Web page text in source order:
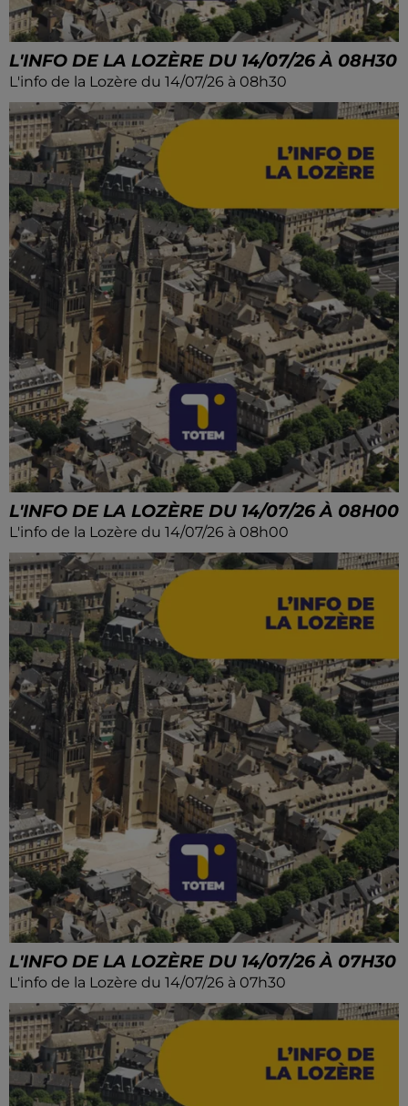
L'INFO DE LA LOZÈRE DU 14/07/26 À 08H30
L'info de la Lozère du 14/07/26 à 08h30
L'INFO DE LA LOZÈRE DU 14/07/26 À 08H00
L'info de la Lozère du 14/07/26 à 08h00
L'INFO DE LA LOZÈRE DU 14/07/26 À 07H30
L'info de la Lozère du 14/07/26 à 07h30